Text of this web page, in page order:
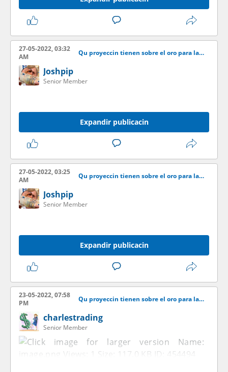
27-05-2022, 03:32
AM
Qu proyeccin tienen sobre el oro para las venideras semanas?
Joshpip
Senior Member
Expandir publicacin
27-05-2022, 03:25
AM
Qu proyeccin tienen sobre el oro para las venideras semanas?
Joshpip
Senior Member
Expandir publicacin
23-05-2022, 07:58
PM
Qu proyeccin tienen sobre el oro para las venideras semanas?
charlestrading
Senior Member